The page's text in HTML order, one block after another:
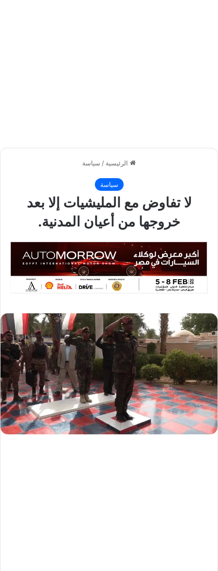
الرئيسية / سياسة
سياسة
لا تفاوض مع المليشيات إلا بعد
خروجها من أعيان المدنية.